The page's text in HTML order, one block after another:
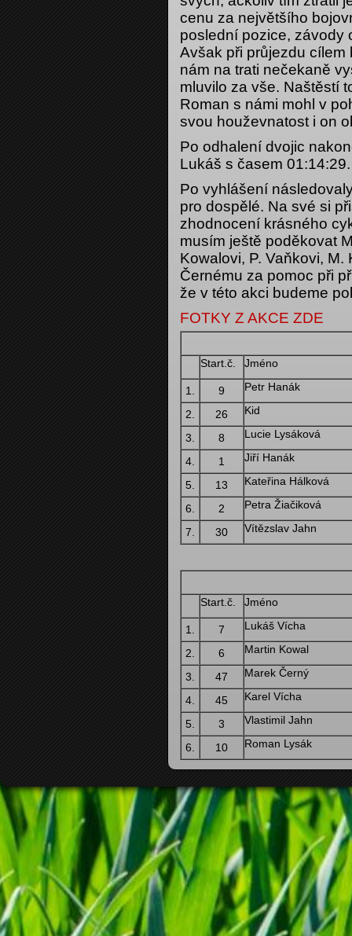
cenu za největšího
poslední pozice, závody
Avšak při průjezdu
nám na trati nečekaně
mluvilo za vše. Naštěstí
Roman s námi mohl v
svou houževnatost i on
Po odhalení dvojic
Lukáš s časem 01:14:29.
Po vyhlášení
pro dospělé. Na své si
zhodnocení krásného
musím ještě poděkovat
Kowalovi, P. Vaňkovi,
Černému za pomoc při
že v této akci budeme
FOTKY Z AKCE ZDE
Start.č. Jméno
1. 9 Petr Hanák
2. 26 Kid
3. 8 Lucie Lysáková
4. 1 Jiří Hanák
5. 13 Kateřina Hálková
6. 2 Petra Žiačiková
7. 30 Vítězslav Jahn
Start.č. Jméno
1. 7 Lukáš Vícha
2. 6 Martin Kowal
3. 47 Marek Černý
4. 45 Karel Vícha
5. 3 Vlastimil Jahn
6. 10 Roman Lysák